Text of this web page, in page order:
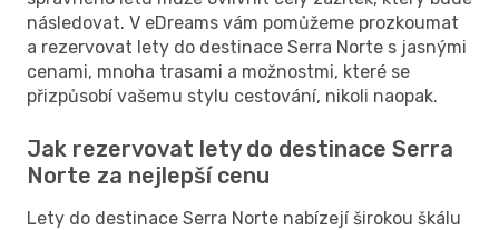
následovat. V eDreams vám pomůžeme prozkoumat
a rezervovat lety do destinace Serra Norte s jasnými
cenami, mnoha trasami a možnostmi, které se
přizpůsobí vašemu stylu cestování, nikoli naopak.
Jak rezervovat lety do destinace Serra
Norte za nejlepší cenu
Lety do destinace Serra Norte nabízejí širokou škálu